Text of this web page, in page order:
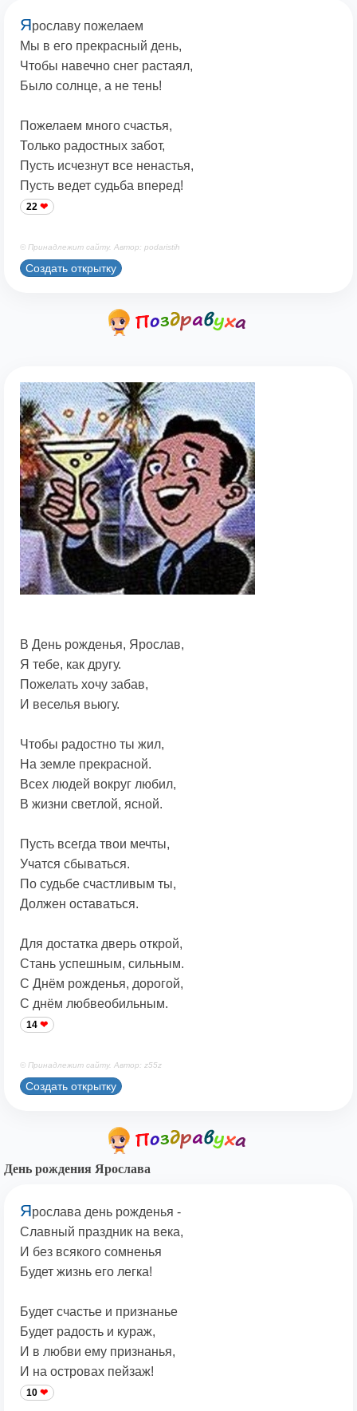
Ярославу пожелаем
Мы в его прекрасный день,
Чтобы навечно снег растаял,
Было солнце, а не тень!
Пожелаем много счастья,
Только радостных забот,
Пусть исчезнут все ненастья,
Пусть ведет судьба вперед!
22
© Принадлежит сайту. Автор: podaristih
Создать открытку
В День рожденья, Ярослав,
Я тебе, как другу.
Пожелать хочу забав,
И веселья вьюгу.
Чтобы радостно ты жил,
На земле прекрасной.
Всех людей вокруг любил,
В жизни светлой, ясной.
Пусть всегда твои мечты,
Учатся сбываться.
По судьбе счастливым ты,
Должен оставаться.
Для достатка дверь открой,
Стань успешным, сильным.
С Днём рожденья, дорогой,
С днём любвеобильным.
14
© Принадлежит сайту. Автор: z55z
Создать открытку
День рождения Ярослава
Ярослава день рожденья -
Славный праздник на века,
И без всякого сомненья
Будет жизнь его легка!
Будет счастье и признанье
Будет радость и кураж,
И в любви ему признанья,
И на островах пейзаж!
10